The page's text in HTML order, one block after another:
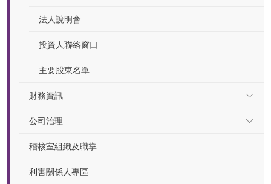
法人說明會
投資人聯絡窗口
主要股東名單
財務資訊
公司治理
稽核室組織及職掌
利害關係人專區